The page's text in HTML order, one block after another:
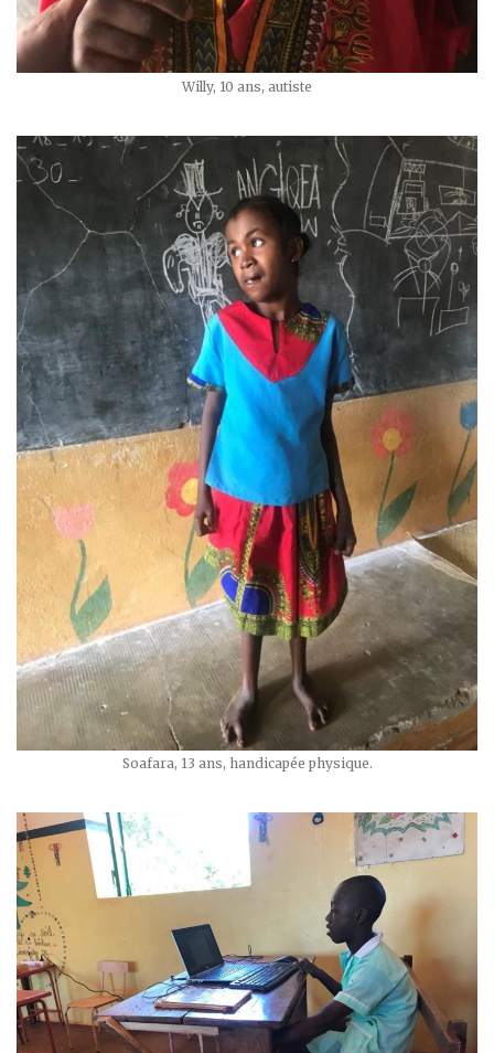
Willy, 10 ans, autiste
Soafara, 13 ans, handicapée physique.